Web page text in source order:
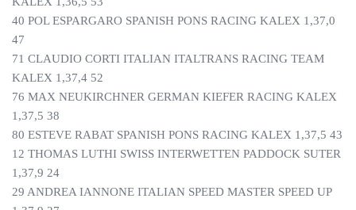
40 POL ESPARGARO SPANISH PONS RACING KALEX 1,37,0
47
71 CLAUDIO CORTI ITALIAN ITALTRANS RACING TEAM
KALEX 1,37,4 52
76 MAX NEUKIRCHNER GERMAN KIEFER RACING KALEX
1,37,5 38
80 ESTEVE RABAT SPANISH PONS RACING KALEX 1,37,5 43
12 THOMAS LUTHI SWISS INTERWETTEN PADDOCK SUTER
1,37,9 24
29 ANDREA IANNONE ITALIAN SPEED MASTER SPEED UP